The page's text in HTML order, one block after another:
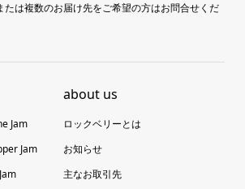
は複数のお届け先をご希望の方はお問合せくだ
Jam
Jam
about us
ロックベリーとは
お知らせ
主なお取引先